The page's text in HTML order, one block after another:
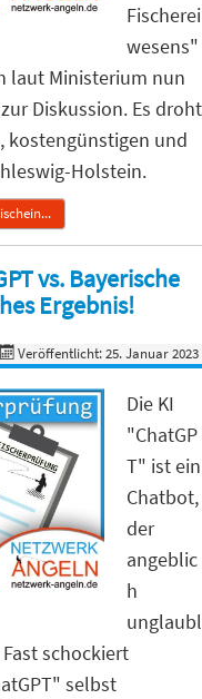
Fischerei
wesens"
laut Ministerium nun
Diskussion. Es droht
kostengünstigen und
Holstein.
vs. Bayerische
Ergebnis!
Veröffentlicht: 25. Januar 2023
Die KI
"ChatGP
T" ist ein
Chatbot,
der
angeblic
h
unglaubl
schockiert
selbst